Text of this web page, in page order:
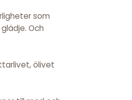
som
Och
ölivet